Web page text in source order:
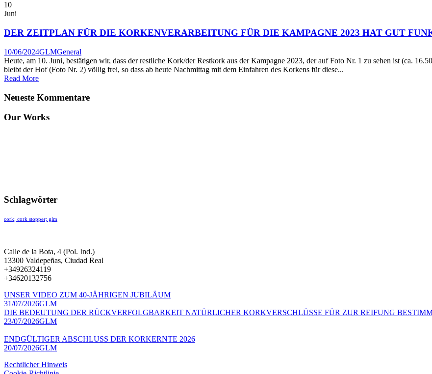
10
Juni
DER ZEITPLAN FÜR DIE KORKENVERARBEITUNG FÜR DIE KAMPAGNE 2023 HAT GUT
10/06/2024GLMGeneral
Heute, am 10. Juni, bestätigen wir, dass der restliche Kork/der Restkork aus der Kampagne 2023, der auf Foto Nr. 1 zu sehen ist (ca.
bleibt der Hof (Foto Nr. 2) völlig frei, so dass ab heute Nachmittag mit dem Einfahren des Korkens für diese...
Read More
Neueste Kommentare
Our Works
Schlagwörter
cork; cork stopper; glm
Calle de la Bota, 4 (Pol. Ind.)
13300 Valdepeñas, Ciudad Real
+34926324119
+34620132756
UNSER VIDEO ZUM 40-JÄHRIGEN JUBILÄUM
31/07/2026GLM
DIE BEDEUTUNG DER RÜCKVERFOLGBARKEIT NATÜRLICHER KORKVERSCHLÜSSE FÜR ZUR REIFUNG
23/07/2026GLM
ENDGÜLTIGER ABSCHLUSS DER KORKERNTE 2026
20/07/2026GLM
Rechtlicher Hinweis